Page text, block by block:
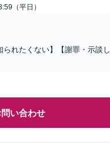
（平日）
れたくない】【謝罪・示談し
い合わせ